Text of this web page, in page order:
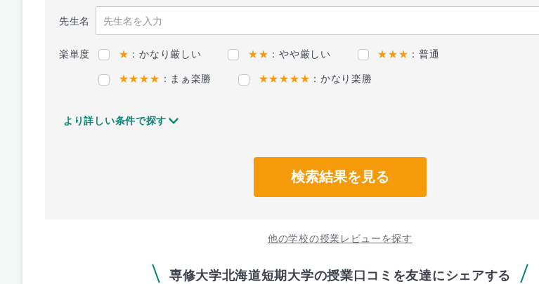
先生名
楽単度 ★ ：かなり厳しい ★★ ：やや厳しい ★★★ ：普通
★★★★ ：まぁ楽勝 ★★★★★ ：かなり楽勝
より詳しい条件で探す
検索結果を見る
他の学校の授業レビューを探す
専修大学北海道短期大学の授業口コミを友達にシェアする